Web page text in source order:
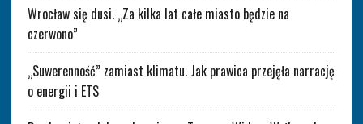
Wrocław się dusi. „Za kilka lat całe miasto będzie na
czerwono”
„Suwerenność” zamiast klimatu. Jak prawica przejęła narrację
o energii i ETS